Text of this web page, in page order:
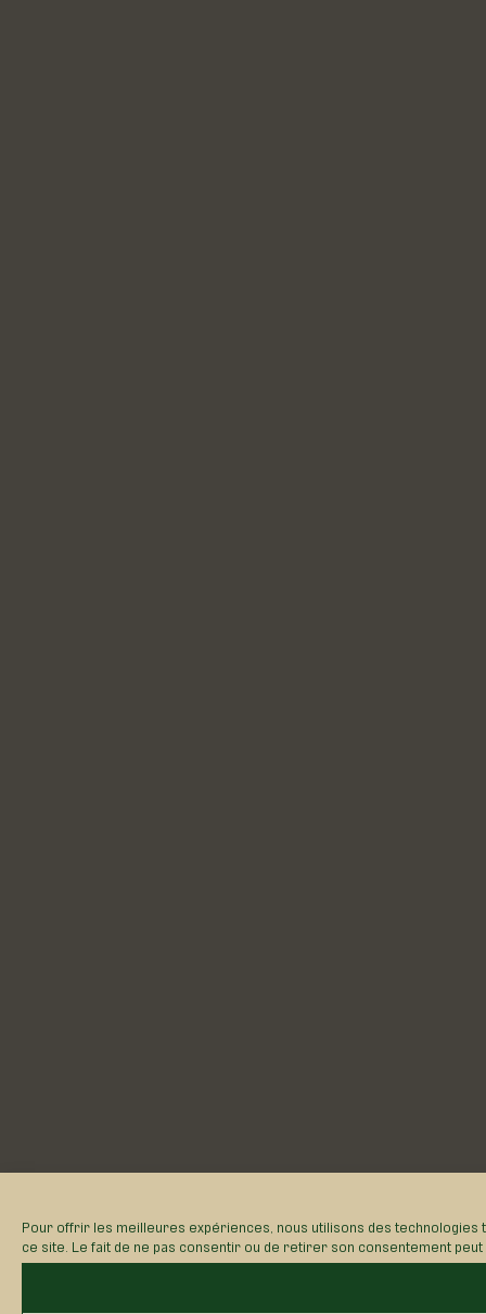
Pour offrir les meilleures expériences, nous utilisons des
ce site. Le fait de ne pas consentir ou de retirer son consentement